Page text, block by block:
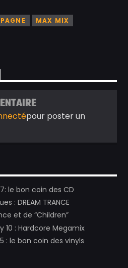
MAX MIX
pour poster un
le bon coin des CD
: DREAM TRANCE
et de “Children”
10 : Hardcore Megamix
: le bon coin des vinyls